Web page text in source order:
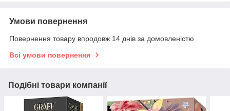
Умови повернення
Повернення товару впродовж 14 днів за домовленістю
Всі умови повернення
Подібні товари компанії